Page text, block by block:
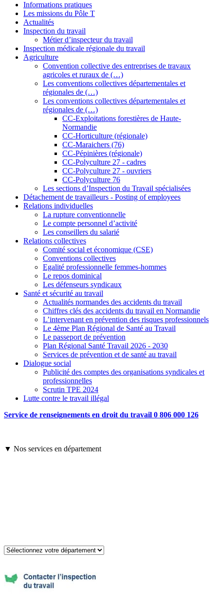
Informations pratiques
Les missions du Pôle T
Actualités
Inspection du travail
Métier d’inspecteur du travail
Inspection médicale régionale du travail
Agriculture
Convention collective des entreprises de travaux
agricoles et ruraux de (…)
Les conventions collectives départementales et
régionales de (…)
Les conventions collectives départementales et
régionales de (…)
CC-Exploitations forestières de Haute-
Normandie
CC-Horticulture (régionale)
CC-Maraichers (76)
CC-Pépinières (régionale)
CC-Polyculture 27 - cadres
CC-Polyculture 27 - ouvriers
CC-Polyculture 76
Les sections d’Inspection du Travail spécialisées
Détachement de travailleurs - Posting of employees
Relations individuelles
La rupture conventionnelle
Le compte personnel d’activité
Les conseillers du salarié
Relations collectives
Comité social et économique (CSE)
Conventions collectives
Egalité professionnelle femmes-hommes
Le repos dominical
Les défenseurs syndicaux
Santé et sécurité au travail
Actualités normandes des accidents du travail
Chiffres clés des accidents du travail en Normandie
L’intervenant en prévention des risques professionnels
Le 4ème Plan Régional de Santé au Travail
Le passeport de prévention
Plan Régional Santé Travail 2026 - 2030
Services de prévention et de santé au travail
Dialogue social
Publicité des comptes des organisations syndicales et
professionnelles
Scrutin TPE 2024
Lutte contre le travail illégal
Service de renseignements en droit du travail 0 806 000 126
▼ Nos services en département